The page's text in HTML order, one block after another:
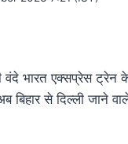
वंदे भारत एक्सप्रेस ट्रेन
बिहार से दिल्ली जाने